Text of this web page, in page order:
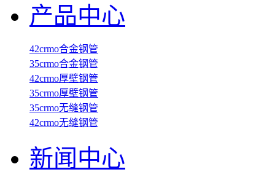
产品中心
42crmo合金钢管
35crmo合金钢管
42crmo厚壁钢管
35crmo厚壁钢管
35crmo无缝钢管
42crmo无缝钢管
新闻中心